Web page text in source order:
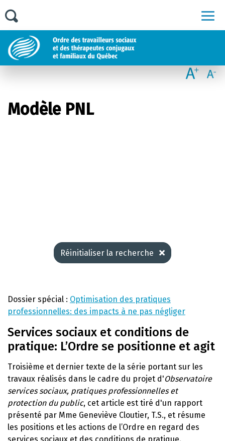
Modèle PNL
Réinitialiser la recherche
Dossier spécial : Optimisation des pratiques
professionnelles: des impacts à ne pas négliger
Services sociaux et conditions de
pratique: L’Ordre se positionne et agit
Troisième et dernier texte de la série portant sur les
travaux réalisés dans le cadre du projet d'Observatoire
services sociaux, pratiques professionnelles et
protection du public, cet article est tiré d'un rapport
présenté par Mme Geneviève Cloutier, T.S., et résume
les positions et les actions de l’Ordre en regard des